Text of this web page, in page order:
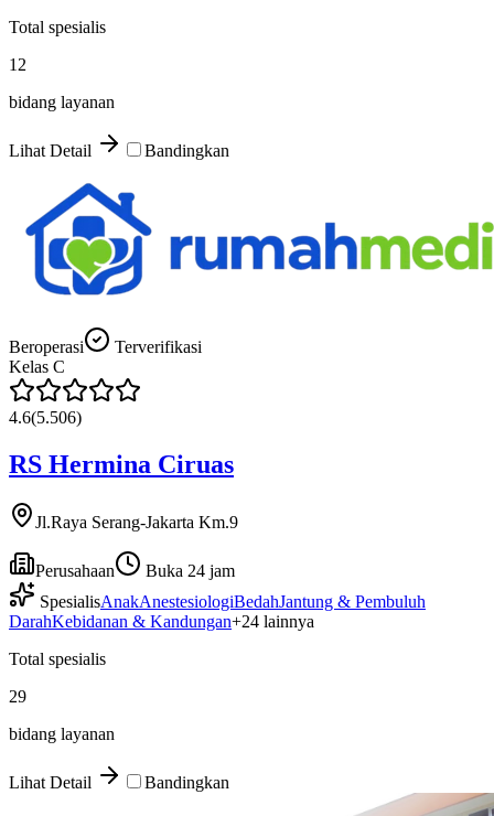
Total spesialis
12
bidang layanan
Lihat Detail Bandingkan
Beroperasi
Terverifikasi
Kelas C
4.6(5.506)
RS Hermina Ciruas
Jl.Raya Serang-Jakarta Km.9
Perusahaan
Buka 24 jam
SpesialisAnakAnestesiologiBedahJantung & Pembuluh
DarahKebidanan & Kandungan+24 lainnya
Total spesialis
29
bidang layanan
Lihat Detail Bandingkan